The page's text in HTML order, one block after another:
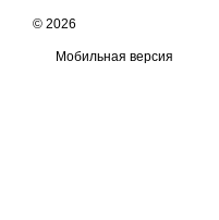
© 2026
Мобильная версия